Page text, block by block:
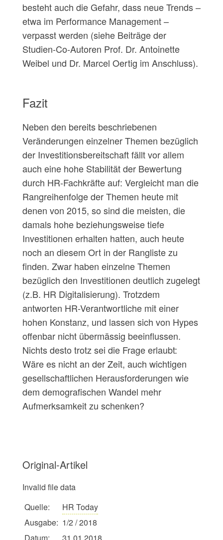
besteht auch die Gefahr, dass neue Trends –
etwa im Performance Management –
verpasst werden (siehe Beiträge der
Studien-Co-Autoren Prof. Dr. Antoinette
Weibel und Dr. Marcel Oertig im Anschluss).
Fazit
Neben den bereits beschriebenen
Veränderungen einzelner Themen bezüglich
der Investitionsbereitschaft fällt vor allem
auch eine hohe Stabilität der Bewertung
durch HR-Fachkräfte auf: Vergleicht man die
Rangreihenfolge der Themen heute mit
denen von 2015, so sind die meisten, die
damals hohe beziehungsweise tiefe
Investitionen erhalten hatten, auch heute
noch an diesem Ort in der Rangliste zu
finden. Zwar haben einzelne Themen
bezüglich den Investitionen deutlich zugelegt
(z.B. HR Digitalisierung). Trotzdem
antworten HR-Verantwortliche mit einer
hohen Konstanz, und lassen sich von Hypes
offenbar nicht übermässig beeinflussen.
Nichts desto trotz sei die Frage erlaubt:
Wäre es nicht an der Zeit, auch wichtigen
gesellschaftlichen Herausforderungen wie
dem demografischen Wandel mehr
Aufmerksamkeit zu schenken?
Original-Artikel
Invalid file data
Quelle:
HR Today
Ausgabe: 1/2 / 2018